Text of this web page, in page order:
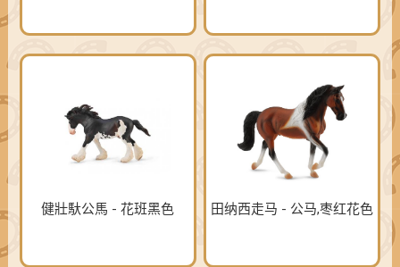
健壯馱公馬 - 花班黑色 田纳西走马 - 公马,枣红花色